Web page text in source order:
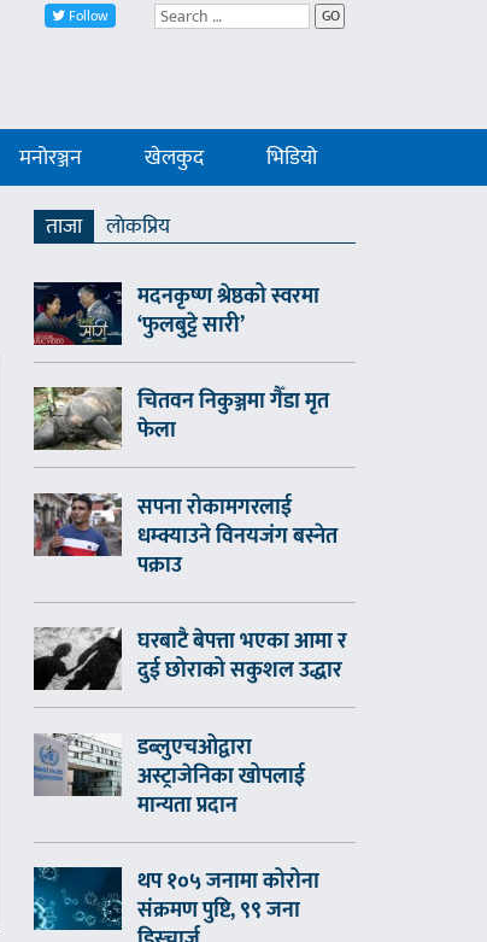
Follow GO
मनोरञ्जन खेलकुद भिडियो
ताजा
लाेकप्रिय
मदनकृष्ण श्रेष्ठको स्वरमा
‘फुलबुट्टे सारी’
चितवन निकुञ्जमा गैँडा मृत
फेला
सपना रोकामगरलाई
धम्क्याउने विनयजंग बस्नेत
पक्राउ
घरबाटै बेपत्ता भएका आमा र
दुई छोराको सकुशल उद्धार
डब्लुएचओद्वारा
अस्ट्राजेनिका खोपलाई
मान्यता प्रदान
थप १०५ जनामा कोरोना
संक्रमण पुष्टि, ९९ जना